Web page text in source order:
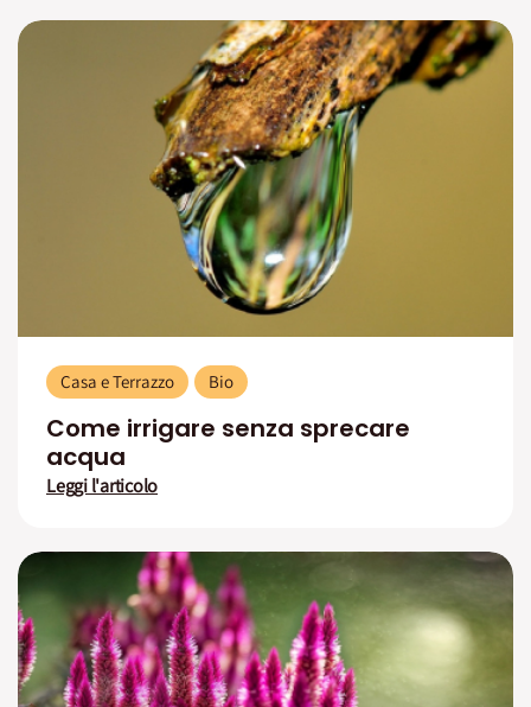
Casa e Terrazzo Bio
Come irrigare senza sprecare
acqua
Leggi l'articolo